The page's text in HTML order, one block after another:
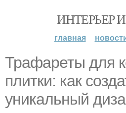
ИНТЕРЬЕР
главная
Трафареты для
плитки: как
уникальный